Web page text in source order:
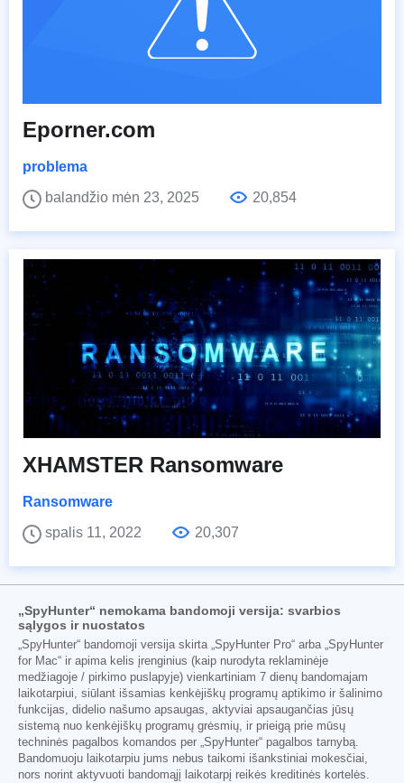
Eporner.com
problema
balandžio mėn 23, 2025
20,854
XHAMSTER Ransomware
Ransomware
spalis 11, 2022
20,307
„SpyHunter“ nemokama bandomoji versija: svarbios
sąlygos ir nuostatos
„SpyHunter“ bandomoji versija skirta „SpyHunter Pro“ arba „SpyHunter
for Mac“ ir apima kelis įrenginius (kaip nurodyta reklaminėje
medžiagoje / pirkimo puslapyje) vienkartiniam 7 dienų bandomajam
laikotarpiui, siūlant išsamias kenkėjiškų programų aptikimo ir šalinimo
funkcijas, didelio našumo apsaugas, aktyviai apsaugančias jūsų
sistemą nuo kenkėjiškų programų grėsmių, ir prieigą prie mūsų
techninės pagalbos komandos per „SpyHunter“ pagalbos tarnybą.
Bandomuoju laikotarpiu jums nebus taikomi išankstiniai mokesčiai,
nors norint aktyvuoti bandomąjį laikotarpį reikės kreditinės kortelės.